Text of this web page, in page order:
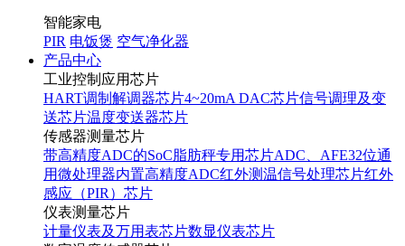
智能家电
PIR 电饭煲 空气净化器
产品中心
工业控制应用芯片
HART调制解调器芯片4~20mA DAC芯片信号调理及变
送芯片温度变送器芯片
传感器测量芯片
带高精度ADC的SoC 脂肪秤专用芯片ADC、AFE32位通
用微处理器内置高精度ADC红外测温信号处理芯片红外
感应（PIR）芯片
仪表测量芯片
计量仪表及万用表芯片数显仪表芯片